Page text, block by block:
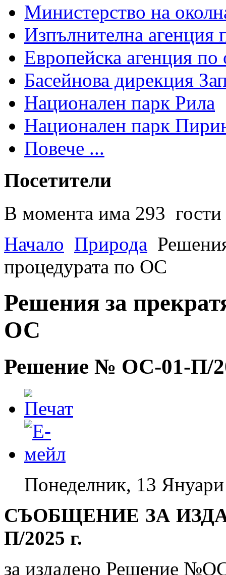
Министерство на
Изпълнителна агенция
Европейска агенция по
Басейнова дирекция
Национален парк Рила
Национален парк
Повече ...
Посетители
В момента има 293 гости
Начало Природа
процедурата по ОС
Решения за
ОС
Решение № ОС-01-П/
Понеделник, 13
СЪОБЩЕНИЕ ЗА
П/2025 г.
за издадено Решение